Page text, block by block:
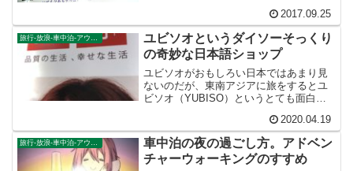
た」そのように自己満足していると思い
ますが、どうかやめてください。それは
旅の後輩たちが笑う機会を奪う行為で
す。笑える日本語を、大切に後世に残し
ていきましょう。
2017.09.25
ユビソオというダイソーそっくり
の奇妙な日本語ショップ
ユビソオがおもしろい日本ではあまり見
ないのだが、東南アジアに旅をするとユ
ビソオ（YUBISO）というとても面白い
店舗のロゴはユニクロ（UNIQLO）そっ
くりであるが、店舗としては100円ショッ
プのダイソー...
2020.04.19
旅行-放浪-車中泊-アウトドア
車中泊の夜の過ごし方。アドベン
チャーウォーキングのすすめ